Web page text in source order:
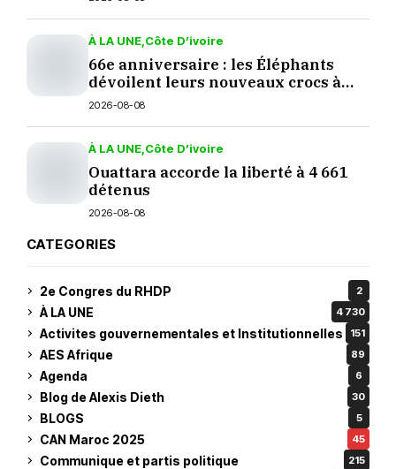
À LA UNE Côte D’ivoire
66e anniversaire : les Éléphants
dévoilent leurs nouveaux crocs à
Yopougon
2026-08-08
À LA UNE Côte D’ivoire
Ouattara accorde la liberté à 4 661
détenus
2026-08-08
CATEGORIES
2e Congres du RHDP 2
À LA UNE 4 730
Activites gouvernementales et Institutionnelles 151
AES Afrique 89
Agenda 6
Blog de Alexis Dieth 30
BLOGS 5
CAN Maroc 2025 45
Communique et partis politique 215